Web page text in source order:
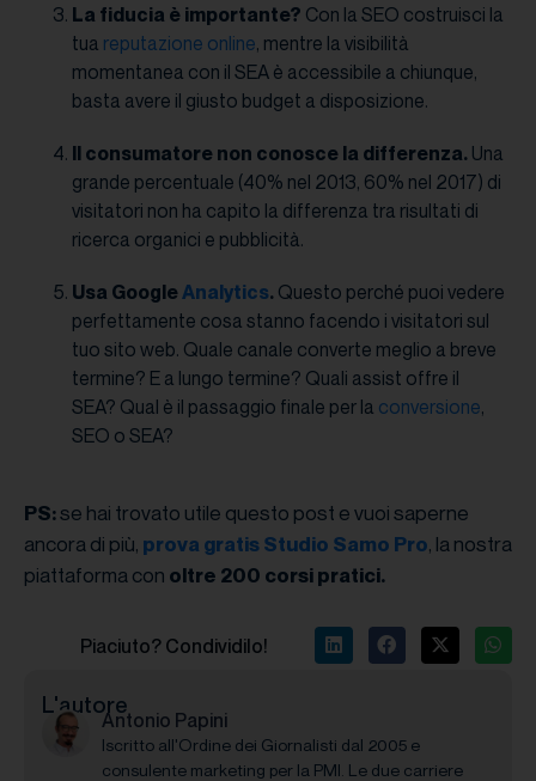
La fiducia è importante? Con la SEO costruisci la
tua reputazione online, mentre la visibilità
momentanea con il SEA è accessibile a chiunque,
basta avere il giusto budget a disposizione.
Il consumatore non conosce la differenza. Una
grande percentuale (40% nel 2013, 60% nel 2017) di
visitatori non ha capito la differenza tra risultati di
ricerca organici e pubblicità.
Usa GoogleAnalytics. Questo perché puoi vedere
perfettamente cosa stanno facendo i visitatori sul
tuo sito web. Quale canale converte meglio a breve
termine? E a lungo termine? Quali assist offre il
SEA? Qual è il passaggio finale per la conversione,
SEO o SEA?
PS:se hai trovato utile questo post e vuoi saperne
ancora di più, prova gratis Studio Samo Pro, la nostra
piattaforma con oltre 200 corsi pratici.
Piaciuto? Condividilo!
L'autore
Antonio Papini
Iscritto all'Ordine dei Giornalisti dal 2005 e
consulente marketing per la PMI. Le due carriere